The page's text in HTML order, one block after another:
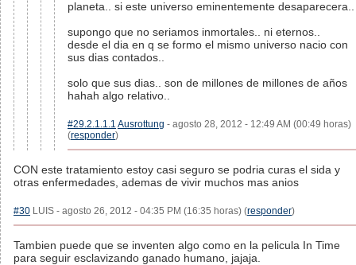
planeta.. si este universo eminentemente desaparecera..
supongo que no seriamos inmortales.. ni eternos..
desde el dia en q se formo el mismo universo nacio con
sus dias contados..
solo que sus dias.. son de millones de millones de años
hahah algo relativo..
#29.2.1.1.1 Ausrottung - agosto 28, 2012 - 12:49 AM (00:49 horas)
(responder)
CON este tratamiento estoy casi seguro se podria curas el sida y
otras enfermedades, ademas de vivir muchos mas anios
#30 LUIS - agosto 26, 2012 - 04:35 PM (16:35 horas) (responder)
Tambien puede que se inventen algo como en la pelicula In Time
para seguir esclavizando ganado humano, jajaja.